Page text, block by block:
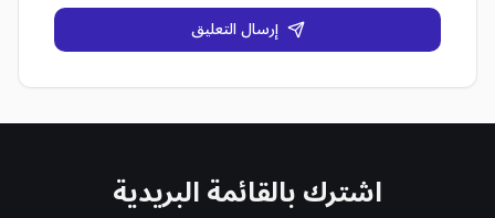
إرسال التعليق
اشترك بالقائمة البريدية